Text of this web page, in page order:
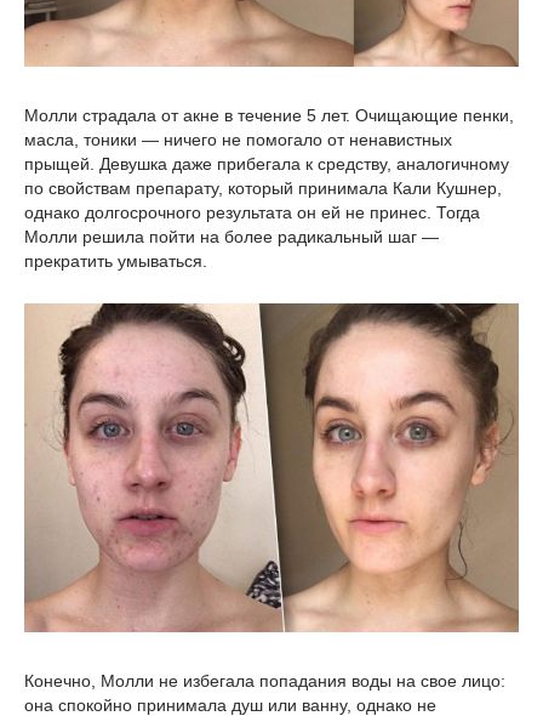
Молли страдала от акне в течение 5 лет. Очищающие пенки,
масла, тоники — ничего не помогало от ненавистных
прыщей. Девушка даже прибегала к средству, аналогичному
по свойствам препарату, который принимала Кали Кушнер,
однако долгосрочного результата он ей не принес. Тогда
Молли решила пойти на более радикальный шаг —
прекратить умываться.
Конечно, Молли не избегала попадания воды на свое лицо:
она спокойно принимала душ или ванну, однако не